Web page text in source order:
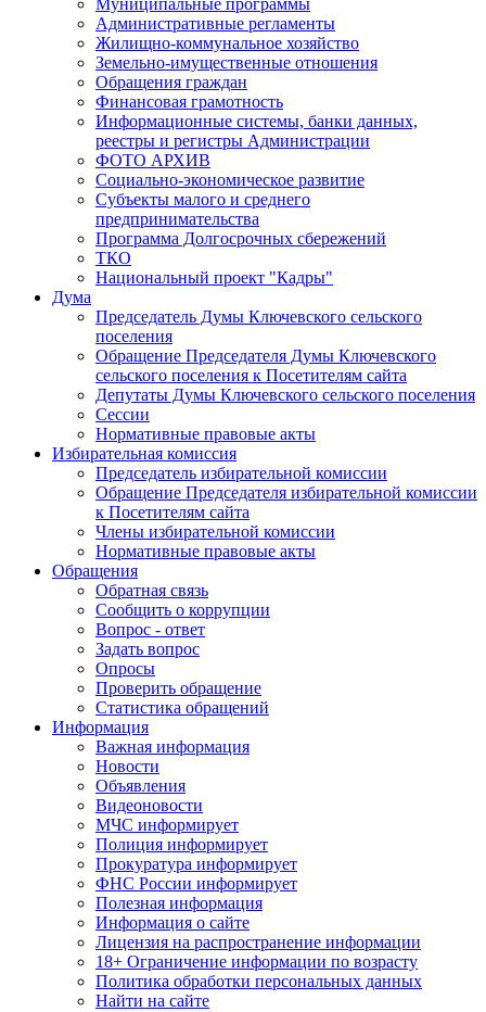
Муниципальные программы
Административные регламенты
Жилищно-коммунальное хозяйство
Земельно-имущественные отношения
Обращения граждан
Финансовая грамотность
Информационные системы, банки данных,
реестры и регистры Администрации
ФОТО АРХИВ
Социально-экономическое развитие
Субъекты малого и среднего
предпринимательства
Программа Долгосрочных сбережений
ТКО
Национальный проект "Кадры"
Дума
Председатель Думы Ключевского сельского
поселения
Обращение Председателя Думы Ключевского
сельского поселения к Посетителям сайта
Депутаты Думы Ключевского сельского поселения
Сессии
Нормативные правовые акты
Избирательная комиссия
Председатель избирательной комиссии
Обращение Председателя избирательной комиссии
к Посетителям сайта
Члены избирательной комиссии
Нормативные правовые акты
Обращения
Обратная связь
Сообщить о коррупции
Вопрос - ответ
Задать вопрос
Опросы
Проверить обращение
Статистика обращений
Информация
Важная информация
Новости
Объявления
Видеоновости
МЧС информирует
Полиция информирует
Прокуратура информирует
ФНС России информирует
Полезная информация
Информация о сайте
Лицензия на распространение информации
18+ Ограничение информации по возрасту
Политика обработки персональных данных
Найти на сайте